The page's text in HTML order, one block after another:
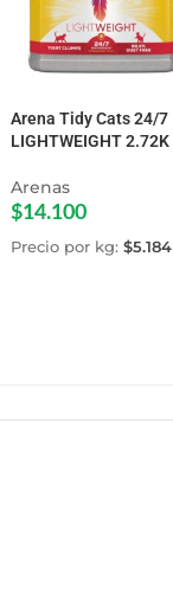
Arena Tidy Cats 24/7
LIGHTWEIGHT 2.72K
Arenas
$14.100
Precio por kg: $5.184